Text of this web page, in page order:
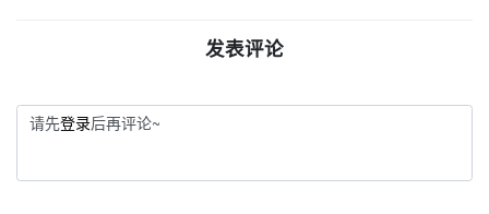
发表评论
请先登录后再评论~